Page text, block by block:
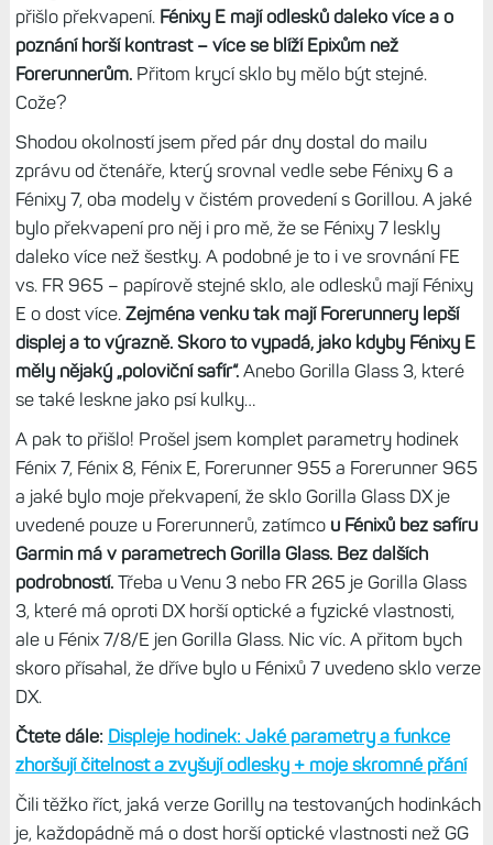
přišlo překvapení. Fénixy E mají odlesků daleko více a o
poznání horší kontrast – více se blíží Epixům než
Forerunnerům.Přitom krycí sklo by mělo být stejné.
Cože?
Shodou okolností jsem před pár dny dostal do mailu
zprávu od čtenáře, který srovnal vedle sebe Fénixy 6 a
Fénixy 7, oba modely v čistém provedení s Gorillou. A jaké
bylo překvapení pro něj i pro mě, že se Fénixy 7 leskly
daleko více než šestky. A podobné je to i ve srovnání FE
vs. FR 965 – papírově stejné sklo, ale odlesků mají Fénixy
E o dost více. Zejména venku tak mají Forerunnery lepší
displej a to výrazně. Skoro to vypadá, jako kdyby Fénixy E
měly nějaký „poloviční safír“.Anebo Gorilla Glass 3, které
se také leskne jako psí kulky…
A pak to přišlo! Prošel jsem komplet parametry hodinek
Fénix 7, Fénix 8, Fénix E, Forerunner 955 a Forerunner 965
a jaké bylo moje překvapení, že sklo Gorilla Glass DX je
uvedené pouze u Forerunnerů, zatímco u Fénixů bez safíru
Garmin má v parametrech Gorilla Glass. Bez dalších
podrobností.Třeba u Venu 3 nebo FR 265 je Gorilla Glass
3, které má oproti DX horší optické a fyzické vlastnosti,
ale u Fénix 7/8/E jen Gorilla Glass. Nic víc. A přitom bych
skoro přísahal, že dříve bylo u Fénixů 7 uvedeno sklo verze
DX.
Čtete dále: Displeje hodinek: Jaké parametry a funkce
zhoršují čitelnost a zvyšují odlesky + moje skromné přání
Čili těžko říct, jaká verze Gorilly na testovaných hodinkách
je, každopádně má o dost horší optické vlastnosti než GG